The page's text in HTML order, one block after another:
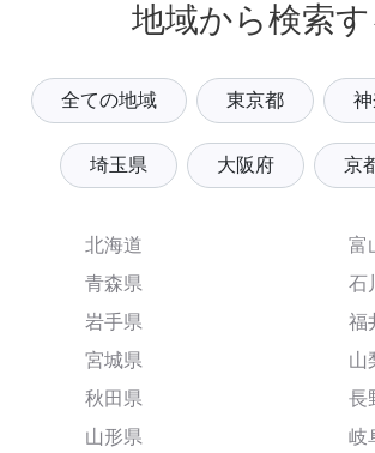
地域から検索す
全ての地域 東京都
埼玉県 大阪府 京
北海道
青森県
岩手県
宮城県
秋田県
山形県
富
石
福
山
長
岐